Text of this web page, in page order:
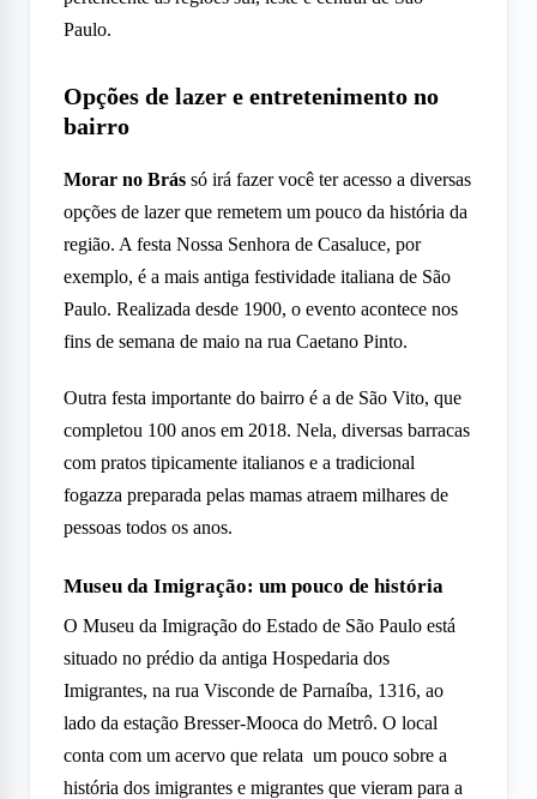
Paulo.
Opções de lazer e entretenimento no
bairro
Morar no Brás só irá fazer você ter acesso a diversas
opções de lazer que remetem um pouco da história da
região. A festa Nossa Senhora de Casaluce, por
exemplo, é a mais antiga festividade italiana de São
Paulo. Realizada desde 1900, o evento acontece nos
fins de semana de maio na rua Caetano Pinto.
Outra festa importante do bairro é a de São Vito, que
completou 100 anos em 2018. Nela, diversas barracas
com pratos tipicamente italianos e a tradicional
fogazza preparada pelas mamas atraem milhares de
pessoas todos os anos.
Museu da Imigração: um pouco de história
O Museu da Imigração do Estado de São Paulo está
situado no prédio da antiga Hospedaria dos
Imigrantes, na rua Visconde de Parnaíba, 1316, ao
lado da estação Bresser-Mooca do Metrô. O local
conta com um acervo que relata um pouco sobre a
história dos imigrantes e migrantes que vieram para a